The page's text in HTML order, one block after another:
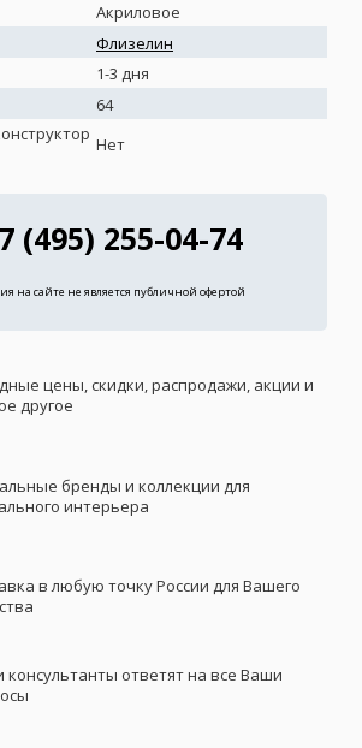
Акриловое
Флизелин
1-3 дня
64
Нет
(495) 255-04-74
на сайте не является публичной офертой
цены, скидки, распродажи, акции и
другое
бренды и коллекции для
интерьера
в любую точку России для Вашего
ответят на все Ваши